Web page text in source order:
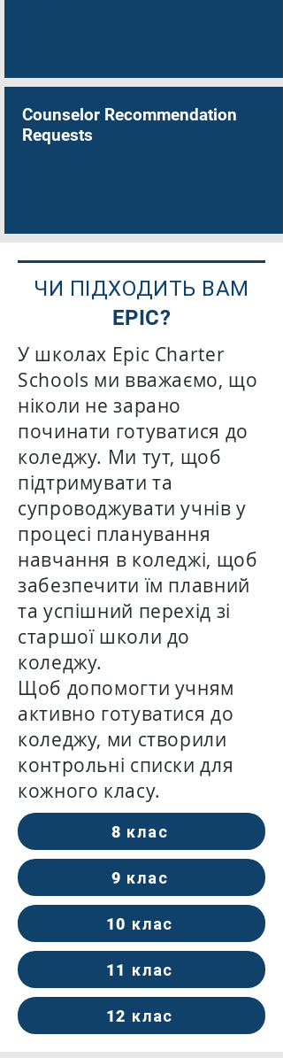
Counselor Recommendation
Requests
ЧИ ПІДХОДИТЬ ВАМ
EPIC?
У школах Epic Charter
Schools ми вважаємо, що
ніколи не зарано
починати готуватися до
коледжу. Ми тут, щоб
підтримувати та
супроводжувати учнів у
процесі планування
навчання в коледжі, щоб
забезпечити їм плавний
та успішний перехід зі
старшої школи до
коледжу.
Щоб допомогти учням
активно готуватися до
коледжу, ми створили
контрольні списки для
кожного класу.
8 клас
9 клас
10 клас
11 клас
12 клас